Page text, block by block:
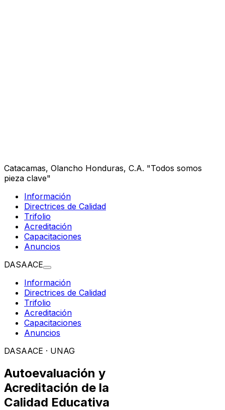
Catacamas, Olancho Honduras, C.A. "Todos somos
pieza clave"
Información
Directrices de Calidad
Trifolio
Acreditación
Capacitaciones
Anuncios
DASAACE
Información
Directrices de Calidad
Trifolio
Acreditación
Capacitaciones
Anuncios
DASAACE · UNAG
Autoevaluación y
Acreditación de la
Calidad Educativa